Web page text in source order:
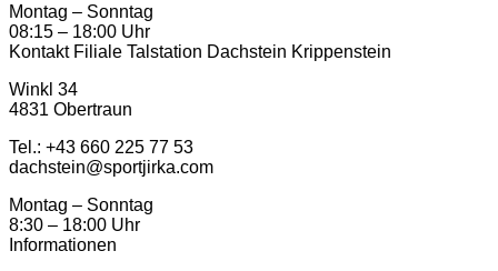
Montag – Sonntag
08:15 – 18:00 Uhr
Kontakt Filiale Talstation Dachstein Krippenstein
Winkl 34
4831 Obertraun
Tel.: ‭+43 660 225 77 53
dachstein@sportjirka.com
Montag – Sonntag
8:30 – 18:00 Uhr
Informationen